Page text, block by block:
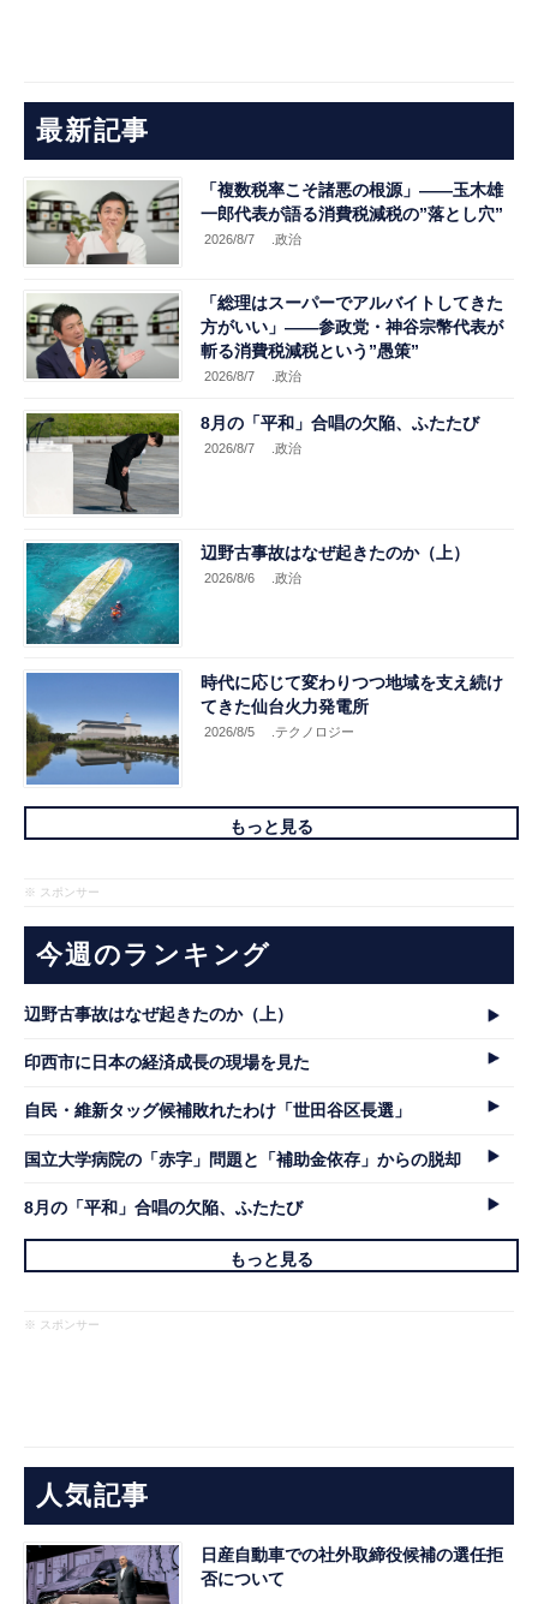
最新記事
「複数税率こそ諸悪の根源」――玉木雄
一郎代表が語る消費税減税の”落とし穴”
2026/8/7 .政治
「総理はスーパーでアルバイトしてきた
方がいい」――参政党・神谷宗幣代表が
斬る消費税減税という”愚策”
2026/8/7 .政治
8月の「平和」合唱の欠陥、ふたたび
2026/8/7 .政治
辺野古事故はなぜ起きたのか（上）
2026/8/6 .政治
時代に応じて変わりつつ地域を支え続け
てきた仙台火力発電所
2026/8/5 .テクノロジー
もっと見る
※ スポンサー
今週のランキング
辺野古事故はなぜ起きたのか（上）
印西市に日本の経済成長の現場を見た
自民・維新タッグ候補敗れたわけ「世田谷区長選」
国立大学病院の「赤字」問題と「補助金依存」からの脱却
8月の「平和」合唱の欠陥、ふたたび
もっと見る
※ スポンサー
人気記事
日産自動車での社外取締役候補の選任拒
否について